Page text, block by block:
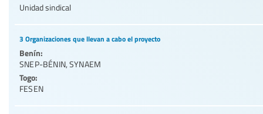
Unidad sindical
3 Organizaciones que llevan a cabo el proyecto
Benín:
SNEP-BÉNIN, SYNAEM
Togo:
FESEN